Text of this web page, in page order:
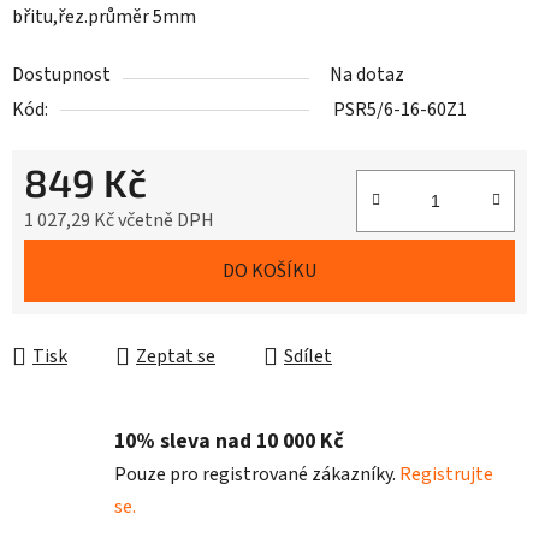
břitu,řez.průměr 5mm
Dostupnost
Na dotaz
Kód:
PSR5/6-16-60Z1
849 Kč
1 027,29 Kč včetně DPH
DO KOŠÍKU
Tisk Zeptat se Sdílet
10% sleva nad 10 000 Kč
Pouze pro registrované zákazníky. Registrujte
se.